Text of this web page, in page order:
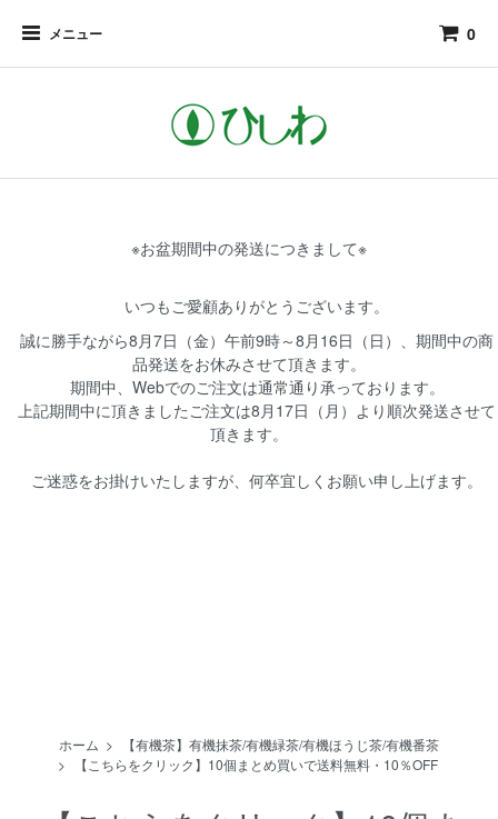
メニュー 0
※お盆期間中の発送につきまして※
いつもご愛顧ありがとうございます。
誠に勝手ながら8月7日（金）午前9時～8月16日（日）、期間中の商
品発送をお休みさせて頂きます。
期間中、Webでのご注文は通常通り承っております。
上記期間中に頂きましたご注文は8月17日（月）より順次発送させて
頂きます。
ご迷惑をお掛けいたしますが、何卒宜しくお願い申し上げます。
ホーム >
【有機茶】有機抹茶/有機緑茶/有機ほうじ茶/有機番茶
>
【こちらをクリック】10個まとめ買いで送料無料・10％OFF